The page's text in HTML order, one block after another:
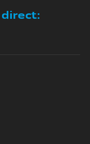
direct: